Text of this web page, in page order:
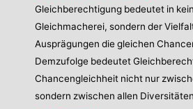
Gleichberechtigung bedeutet in
Gleichmacherei, sondern der
Ausprägungen die gleichen
Demzufolge bedeutet
Chancengleichheit nicht nur
sondern zwischen allen